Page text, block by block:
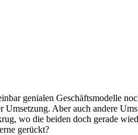
genialen Geschäftsmodelle
Aber auch andere
wo die beiden doch gerade
gerückt?